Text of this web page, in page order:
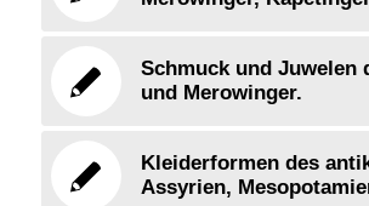
Schmuck und Juwelen
und Merowinger.
Kleiderformen des
Assyrien,